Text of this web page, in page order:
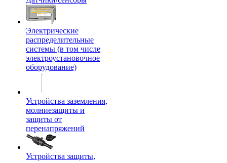
Электрические
распределительные
системы (в том числе
электроустановочное
оборудование)
Устройства заземления,
молниезащиты и
защиты от
перенапряжений
Устройства защиты,